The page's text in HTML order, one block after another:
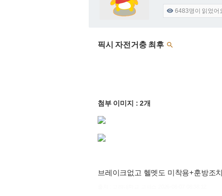
 6483명이 읽었어
픽시 자전거충 최후 
첨부 이미지 : 2개
브레이크없고 헬멧도 미착용+훈방조치